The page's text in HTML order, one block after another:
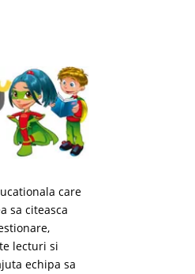
care
sa citeasca
lecturi si
echipa sa